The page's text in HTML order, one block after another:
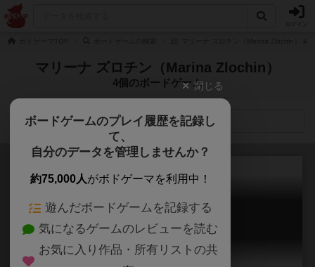
マリーナ ズロチン（Marina Zlochin）
4個のボードゲーム
検索メニュー
ハリガリ・ツイスト
Halli Galli Twist
閉じる
ボードゲームのプレイ履歴を記録し
て、
自分のデータを管理しませんか？
約75,000人がボドゲーマを利用中！
遊んだボードゲームを記録する
気になるゲームのレビューを読む
お気に入り作品・所有リストの共